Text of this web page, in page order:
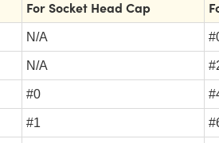
For Socket Head Cap
N/A
N/A
#0
#1